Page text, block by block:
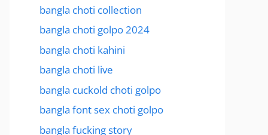
bangla choti collection
bangla choti golpo 2024
bangla choti kahini
bangla choti live
bangla cuckold choti golpo
bangla font sex choti golpo
bangla fucking story